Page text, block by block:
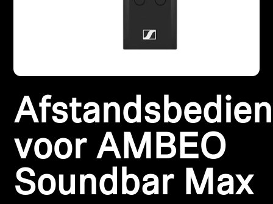
Gehoor per categorie
TV-koptelefoons voor gehoorondersteuning
Gehoorbronnen
Originele gehooronderdelengehoor en accessoires
voor AMBEO
Soundbar Max